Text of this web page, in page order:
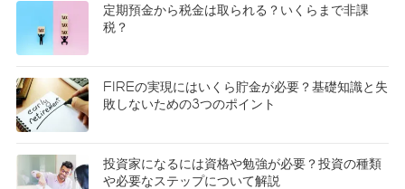
定期預金から税金は取られる？いくらまで非課
税？
FIREの実現にはいくら貯金が必要？基礎知識と失
敗しないための3つのポイント
投資家になるには資格や勉強が必要？投資の種類
や必要なステップについて解説